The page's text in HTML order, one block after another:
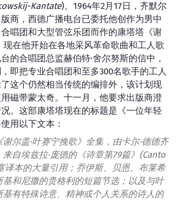
Kantate)。1964年2月17日，齐默尔
商，西德广播电台已委托他创作为男中
唱团和大型管弦乐团而作的康塔塔《谢
现在他开始在各地采风革命歌曲和工人歌
的合唱团总监赫伯特·舍尔努斯的信中，
即把专业合唱团和至多300名歌手的工人
这个仍然相当传统的编排外，该计划现
磁带蒙太奇。十一月，他要求出版商澄
。这部康塔塔现在的标题是《一位年轻
用以下文本：
尔盖·叶赛宁挽歌》全集，由卡尔·德德齐
自埃兹拉·庞德的《诗章第79篇》(Canto
译本的大量引用；乔伊斯、贝恩、布莱希
和尼撒的贵格利的短篇节选；以及与叶
有特殊诗意、精神或个人关系的诗人的